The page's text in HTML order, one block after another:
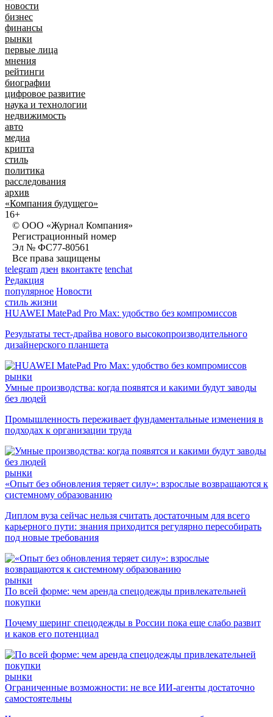
новости
бизнес
финансы
рынки
первые лица
мнения
рейтинги
биографии
цифровое развитие
наука и технологии
недвижимость
авто
медиа
крипта
стиль
политика
расследования
архив
«Компания будущего»
16+
© ООО «Журнал Компания»
Регистрационный номер
Эл № ФС77-80561
Все права защищены
telegram дзен вконтакте tenchat
Редакция
популярное Новости
стиль жизни
HUAWEI MatePad Pro Max: удобство без компромиссов
Результаты тест-драйва нового высокопроизводительного
дизайнерского планшета
рынки
Умные производства: когда появятся и какими будут заводы
без людей
Промышленность переживает фундаментальные изменения в
подходах к организации труда
рынки
«Опыт без обновления теряет силу»: взрослые возвращаются к
системному образованию
Диплом вуза сейчас нельзя считать достаточным для всего
карьерного пути: знания приходится регулярно пересобирать
под новые требования
рынки
По всей форме: чем аренда спецодежды привлекательней
покупки
Почему шеринг спецодежды в России пока еще слабо развит
и каков его потенциал
рынки
Ограниченные возможности: не все ИИ-агенты достаточно
самостоятельны